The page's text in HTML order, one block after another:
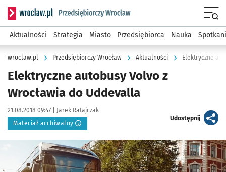
Serwis informacyjny wroclaw.pl podserwis: Strategia
Aktualności Strategia Miasto Przedsiębiorca Nauka
wroclaw.pl Przedsiębiorczy Wrocław Aktualności Elektryczne
Elektryczne autobusy Volvo z
Wrocławia do Uddevalla
Data publikacji:
21.08.2018 09:47 | Autor:
Jarek Ratajczak
Materiał archiwalny
Udostępnijartykuł
Kliknij, aby powiększyć